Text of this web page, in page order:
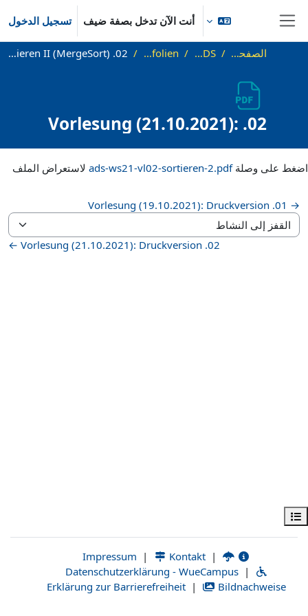
تخطى إلى المحتوى الرئيسي
أنت الآن تدخل بصفة ضيف تسجيل الدخول
المقرر
الصفحة الرئيسية WS21_ADS
Vorlesungsfolien
02. Vorlesung (21.10.2021): Sortieren II (MergeSort)
02. Vorlesung (21.10.2021):
Sortieren II (MergeSort)
اضغط على وصلةads-ws21-vl02-sortieren-2.pdf لاستعراض الملف
→ 01. Vorlesung (19.10.2021): Druckversion
القفز إلى النشاط
02. Vorlesung (21.10.2021): Druckversion ←
| Kontakt |
Datenschutzerklärung - WueCampus |
Erklärung zur Barrierefreiheit | Bildnachweise